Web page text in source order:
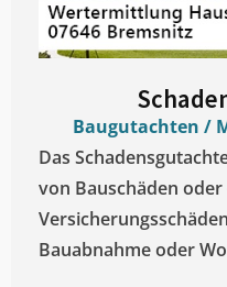
Baugutachten /
Das
von Bauschäden
Bauabnahme oder